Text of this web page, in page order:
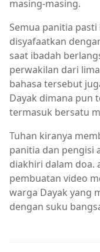
masing-masing.
Semua panitia
disyafaatkan
saat ibadah
perwakilan dari
bahasa tersebut
Dayak dimana pun
termasuk bersatu
Tuhan kiranya
panitia dan pengisi
diakhiri dalam doa.
pembuatan video
warga Dayak yang
dengan suku